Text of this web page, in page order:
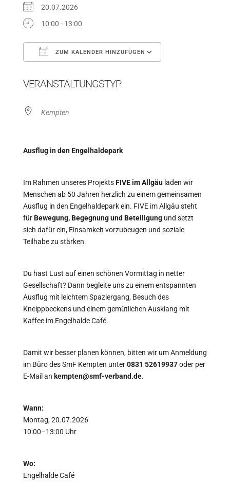
20.07.2026
10:00 - 13:00
ZUM KALENDER HINZUFÜGEN
VERANSTALTUNGSTYP
Kempten
Ausflug in den Engelhaldepark
Im Rahmen unseres ProjektsFIVE im Allgäuladen wir
Menschen ab 50 Jahren herzlich zu einem gemeinsamen
Ausflug in den Engelhaldepark ein. FIVE im Allgäu steht
fürBewegung, Begegnung und Beteiligungund setzt
sich dafür ein, Einsamkeit vorzubeugen und soziale
Teilhabe zu stärken.
Du hast Lust auf einen schönen Vormittag in netter
Gesellschaft? Dann begleite uns zu einem entspannten
Ausflug mit leichtem Spaziergang, Besuch des
Kneippbeckens und einem gemütlichen Ausklang mit
Kaffee im Engelhalde Café.
Damit wir besser planen können, bitten wir um Anmeldung
im Büro des SmF Kempten unter0831 52619937oder per
E-Mail an kempten@smf-verband.de.
Wann:
Montag, 20.07.2026
10:00–13:00 Uhr
Wo:
Engelhalde Café